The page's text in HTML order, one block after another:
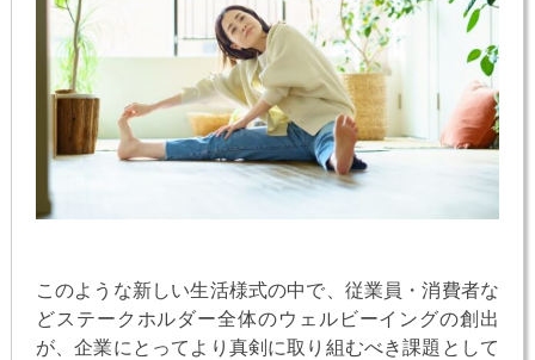
このような新しい生活様式の中で、従業員・消費者な
どステークホルダー全体のウェルビーイングの創出
が、企業にとってより真剣に取り組むべき課題として